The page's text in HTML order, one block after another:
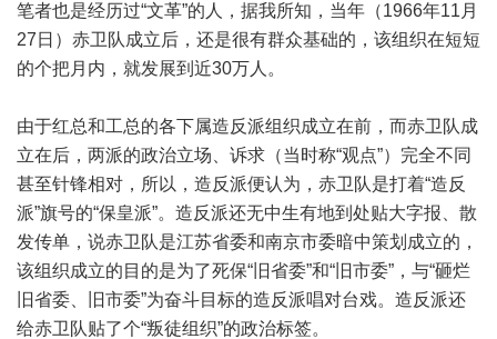
笔者也是经历过“文革”的人，据我所知，当年（1966年11月
27日）赤卫队成立后，还是很有群众基础的，该组织在短短
的个把月内，就发展到近30万人。
由于红总和工总的各下属造反派组织成立在前，而赤卫队成
立在后，两派的政治立场、诉求（当时称“观点”）完全不同
甚至针锋相对，所以，造反派便认为，赤卫队是打着“造反
派”旗号的“保皇派”。造反派还无中生有地到处贴大字报、散
发传单，说赤卫队是江苏省委和南京市委暗中策划成立的，
该组织成立的目的是为了死保“旧省委”和“旧市委”，与“砸烂
旧省委、旧市委”为奋斗目标的造反派唱对台戏。造反派还
给赤卫队贴了个“叛徒组织”的政治标签。